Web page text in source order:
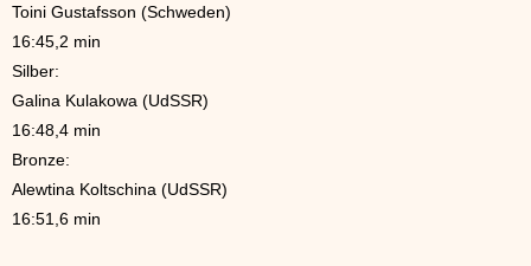
Toini Gustafsson (Schweden)
16:45,2 min
Silber:
Galina Kulakowa (UdSSR)
16:48,4 min
Bronze:
Alewtina Koltschina (UdSSR)
16:51,6 min